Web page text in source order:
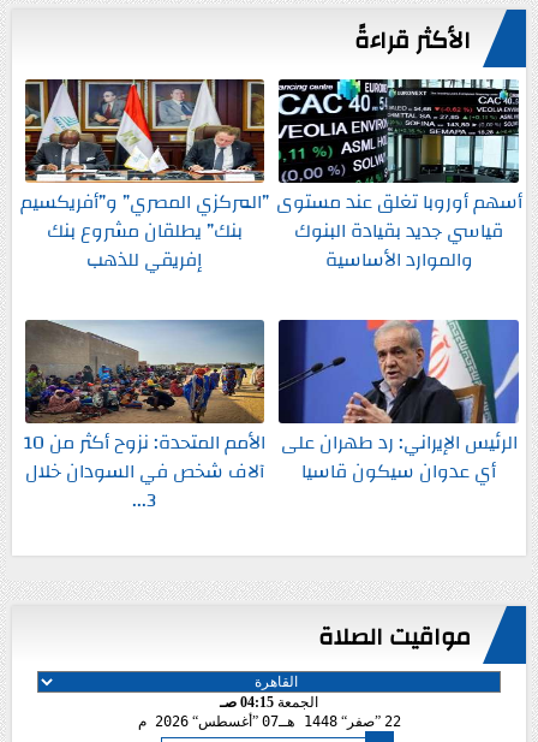
الأكثر قراءةً
أسهم أوروبا تغلق عند مستوى
قياسي جديد بقيادة البنوك
والموارد الأساسية
”المركزي المصري” و”أفريكسيم
بنك” يطلقان مشروع بنك
إفريقي للذهب
الرئيس الإيراني: رد طهران على
أي عدوان سيكون قاسيا
الأمم المتحدة: نزوح أكثر من 10
آلاف شخص في السودان خلال
3...
مواقيت الصلاة
الجمعة 04:15 صـ
22
صفر 1448 هـ 07 أغسطس 2026 م